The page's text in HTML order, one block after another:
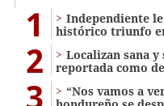
1
Independiente
histórico triunfo
2
Localizan sana y
reportada como
3
“Nos vamos a